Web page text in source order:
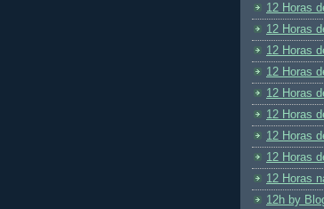
12 Horas
12 Horas
12 Horas
12 Horas
12 Horas
12 Horas
12 Horas
12 Horas
12 Horas
12h by